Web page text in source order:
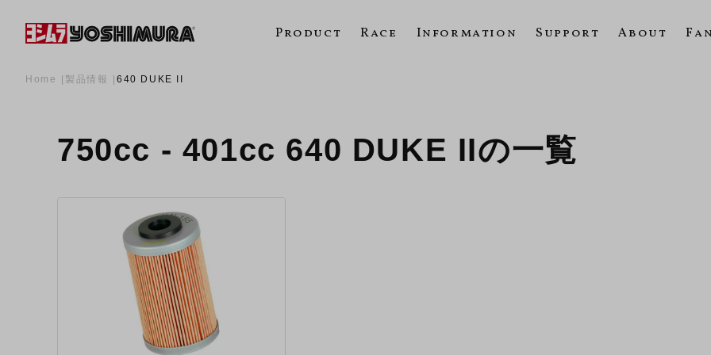
Product Race Information Support About
Home 製品情報 640 DUKE II
750cc - 401cc 640 DUKE IIの一覧